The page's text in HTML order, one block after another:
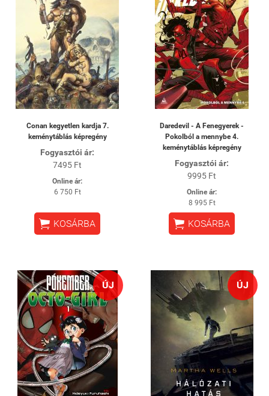
Conan kegyetlen kardja 7.
keménytáblás képregény
Fogyasztói ár:
7495 Ft
Online ár:
6 750 Ft
 KOSÁRBA
Daredevil - A Fenegyerek -
Pokolból a mennybe 4.
keménytáblás képregény
Fogyasztói ár:
9995 Ft
Online ár:
8 995 Ft
 KOSÁRBA
ÚJ ÚJ